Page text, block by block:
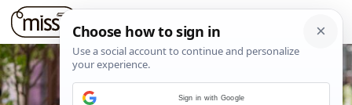
Sign in with Google